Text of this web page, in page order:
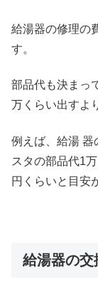
給湯器の修理の
す。
部品代も決まっ
万くらい出すよ
例えば、給湯 器
スタの部品代1
円くらいと目安
給湯器の交